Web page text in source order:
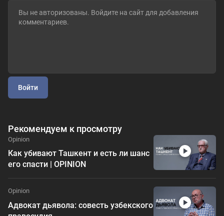
Войти
Рекомендуем к просмотру
Opinion
Как убивают Ташкент и есть ли шанс
его спасти | OPINION
Opinion
Адвокат дьявола: совесть узбекского